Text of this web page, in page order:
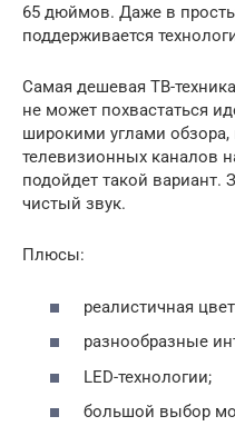
65 дюймов. Даже в
поддерживается
Самая дешевая ТВ-
не может похвастаться
широкими углами
телевизионных каналов
подойдет такой вариант.
чистый звук.
Плюсы:
реалистичная
разнообразные
LED-технологии;
большой выбор